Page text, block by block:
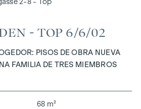
- TOP 6/6/02
PISOS DE OBRA NUEVA
FAMILIA DE TRES MIEMBROS
68 m²